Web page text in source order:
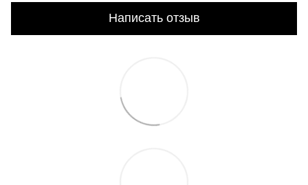
Написать отзыв